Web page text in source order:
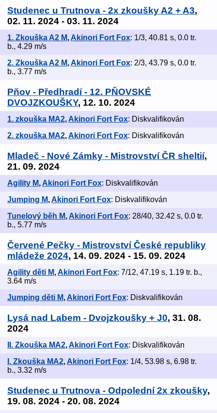
Studenec u Trutnova - 2x zkoušky A2 + A3,
02. 11. 2024 - 03. 11. 2024
1. Zkouška A2 M, Akinori Fort Fox: 1/3, 40.81 s, 0.0 tr.
b., 4.29 m/s
2. Zkouška A2 M,Akinori Fort Fox: 2/3, 43.79 s, 0.0 tr.
b., 3.77 m/s
Pňov - Předhradí - 12. PŇOVSKÉ
DVOJZKOUŠKY, 12. 10. 2024
1. zkouška MA2, Akinori Fort Fox: Diskvalifikován
2. zkouška MA2,Akinori Fort Fox: Diskvalifikován
Mladeč - Nové Zámky - Mistrovství ČR sheltií,
21. 09. 2024
Agility M, Akinori Fort Fox: Diskvalifikován
Jumping M,Akinori Fort Fox: Diskvalifikován
Tunelový běh M, Akinori Fort Fox: 28/40, 32.42 s, 0.0 tr.
b., 5.77 m/s
Červené Pečky - Mistrovství České republiky
mládeže 2024, 14. 09. 2024 - 15. 09. 2024
Agility děti M,Akinori Fort Fox: 7/12, 47.19 s, 1.19 tr. b.,
3.64 m/s
Jumping děti M, Akinori Fort Fox: Diskvalifikován
Lysá nad Labem - Dvojzkoušky + J0, 31. 08.
2024
II. Zkouška MA2,Akinori Fort Fox: Diskvalifikován
I. Zkouška MA2, Akinori Fort Fox: 1/4, 53.98 s, 6.98 tr.
b., 3.32 m/s
Studenec u Trutnova - Odpolední 2x zkoušky,
19. 08. 2024 - 20. 08. 2024